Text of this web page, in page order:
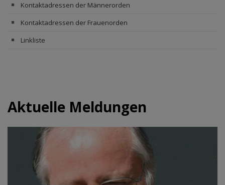
Kontaktadressen der Männerorden
Kontaktadressen der Frauenorden
Linkliste
Aktuelle Meldungen